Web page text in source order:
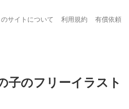
のサイトについて 利用規約 有償依頼
子のフリーイラスト